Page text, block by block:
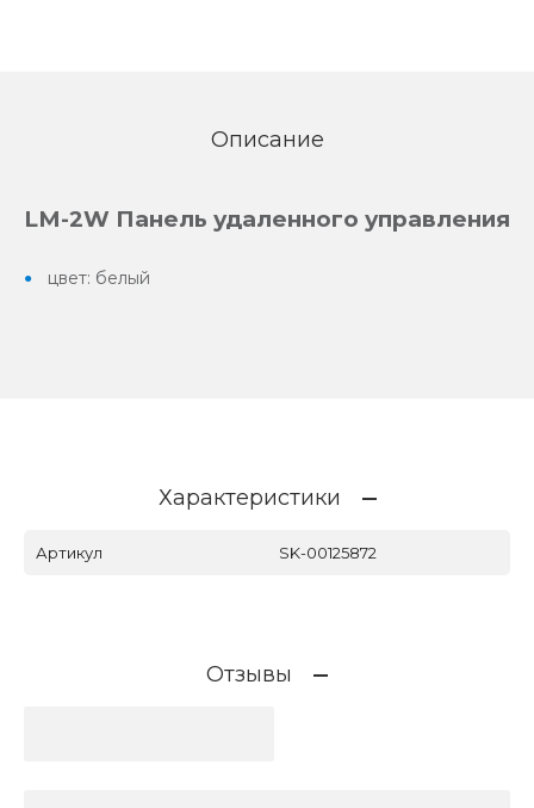
Описание
LM-2W Панель удаленного управления
цвет: белый
Характеристики
Артикул SK-00125872
Отзывы